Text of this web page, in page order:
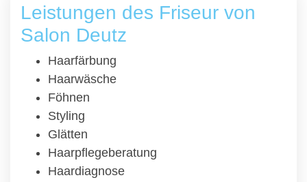
Leistungen des Friseur von
Salon Deutz
Haarfärbung
Haarwäsche
Föhnen
Styling
Glätten
Haarpflegeberatung
Haardiagnose